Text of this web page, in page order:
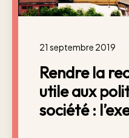
21 septembre 2019
Rendre la
utile aux
société :